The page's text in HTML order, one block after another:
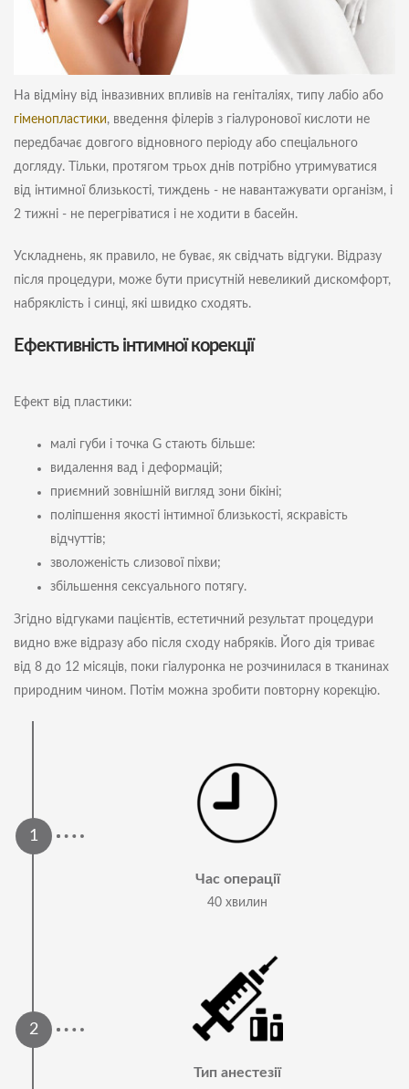
На відміну від інвазивних впливів на геніталіях, типу лабіо або
гіменопластики, введення філерів з гіалуронової кислоти не
передбачає довгого відновного періоду або спеціального
догляду. Тільки, протягом трьох днів потрібно утримуватися
від інтимної близькості, тиждень - не навантажувати організм, і
2 тижні - не перегріватися і не ходити в басейн.
Ускладнень, як правило, не буває, як свідчать відгуки. Відразу
після процедури, може бути присутній невеликий дискомфорт,
набряклість і синці, які швидко сходять.
Ефективність інтимної корекції
Ефект від пластики:
малі губи і точка G стають більше:
видалення вад і деформацій;
приємний зовнішній вигляд зони бікіні;
поліпшення якості інтимної близькості, яскравість
відчуттів;
зволоженість слизової піхви;
збільшення сексуального потягу.
Згідно відгуками пацієнтів, естетичний результат процедури
видно вже відразу або після сходу набряків. Його дія триває
від 8 до 12 місяців, поки гіалуронка не розчинилася в тканинах
природним чином. Потім можна зробити повторну корекцію.
Час операції
40 хвилин
Тип анестезії